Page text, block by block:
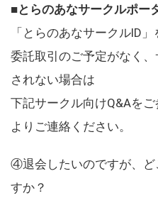
■とらのあなサークルポー
「とらのあなサークルID
委託取引のご予定がなく
されない場合は
下記サークル向けQ&Aを
よりご連絡ください。
④退会したいのですが、
すか？